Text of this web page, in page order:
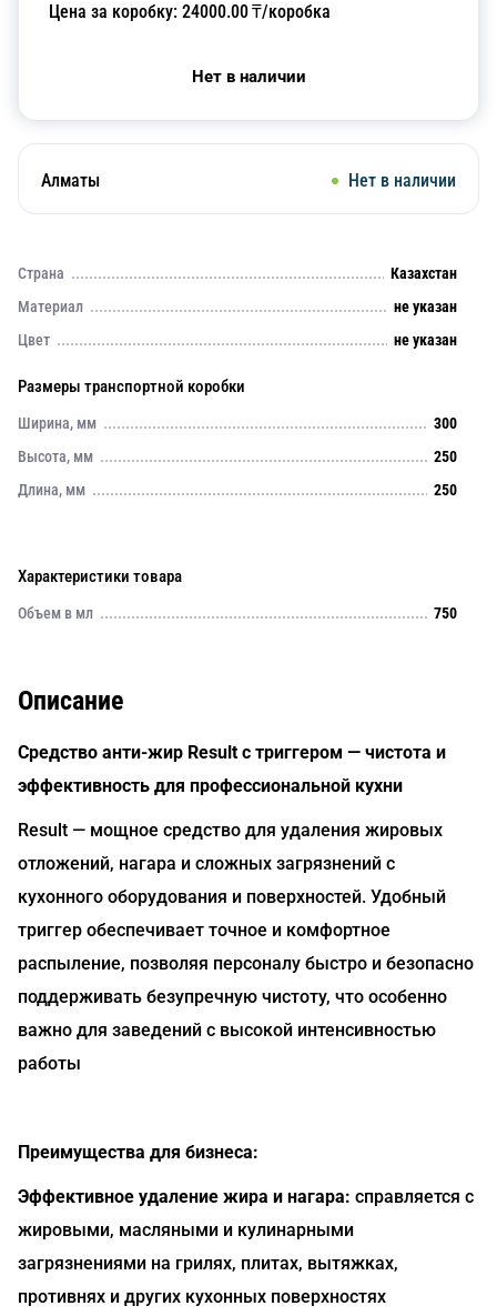
Цена за коробку: 24000.00₸/коробка
Нет в наличии
Алматы Нет в наличии
Страна
Казахстан
Материал
не указан
Цвет
не указан
Размеры транспортной коробки
Ширина, мм
300
Высота, мм
250
Длина, мм
250
Характеристики товара
Объем в мл 750
Описание
Средство анти-жир Result с триггером — чистота и
эффективность для профессиональной кухни
Result — мощное средство для удаления жировых
отложений, нагара и сложных загрязнений с
кухонного оборудования и поверхностей. Удобный
триггер обеспечивает точное и комфортное
распыление, позволяя персоналу быстро и безопасно
поддерживать безупречную чистоту, что особенно
важно для заведений с высокой интенсивностью
работы
Преимущества для бизнеса:
Эффективное удаление жира и нагара: справляется с
жировыми, масляными и кулинарными
загрязнениями на грилях, плитах, вытяжках,
противнях и других кухонных поверхностях